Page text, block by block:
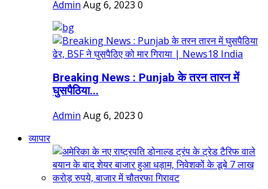
Admin Aug 6, 2023 0
Breaking News : Punjab के तरन तारन में
घुसपैठिया...
Admin Aug 6, 2023 0
व्यापार